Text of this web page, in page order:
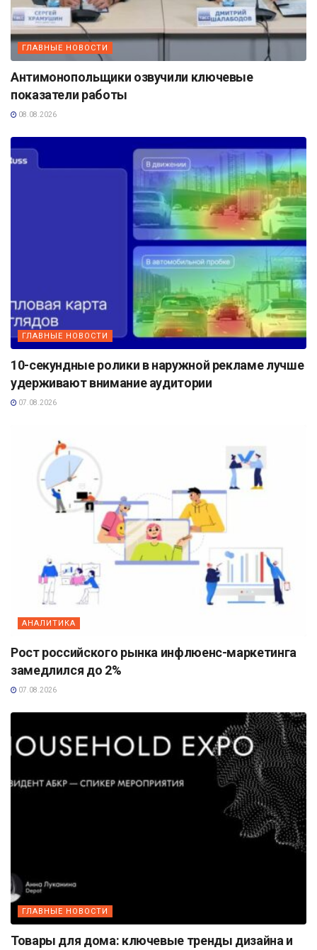
ГЛАВНЫЕ НОВОСТИ
Антимонопольщики озвучили ключевые
показатели работы
08.08.2026
ГЛАВНЫЕ НОВОСТИ
10-секундные ролики в наружной рекламе лучше
удерживают внимание аудитории
07.08.2026
АНАЛИТИКА
Рост российского рынка инфлюенс-маркетинга
замедлился до 2%
07.08.2026
ГЛАВНЫЕ НОВОСТИ
Товары для дома: ключевые тренды дизайна и